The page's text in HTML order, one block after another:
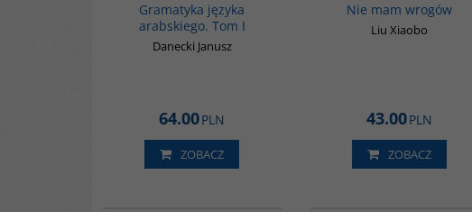
Gramatyka języka
arabskiego. Tom I
Danecki Janusz
64.00PLN
ZOBACZ
Nie mam wrogów
Liu Xiaobo
43.00PLN
ZOBACZ